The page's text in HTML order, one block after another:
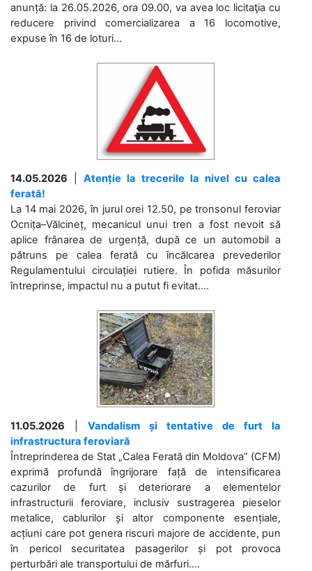
anunță: la 26.05.2026, ora 09.00, va avea loc licitaţia cu
reducere privind comercializarea a 16 locomotive,
expuse în 16 de loturi...
14.05.2026
Atenție la trecerile la nivel cu calea
ferată!
La 14 mai 2026, în jurul orei 12.50, pe tronsonul feroviar
Ocnița–Vălcineț, mecanicul unui tren a fost nevoit să
aplice frânarea de urgență, după ce un automobil a
pătruns pe calea ferată cu încălcarea prevederilor
Regulamentului circulației rutiere. În pofida măsurilor
întreprinse, impactul nu a putut fi evitat....
11.05.2026
Vandalism și tentative de furt la
infrastructura feroviară
Întreprinderea de Stat „Calea Ferată din Moldova” (CFM)
exprimă profundă îngrijorare față de intensificarea
cazurilor de furt și deteriorare a elementelor
infrastructurii feroviare, inclusiv sustragerea pieselor
metalice, cablurilor și altor componente esențiale,
acțiuni care pot genera riscuri majore de accidente, pun
în pericol securitatea pasagerilor și pot provoca
perturbări ale transportului de mărfuri....